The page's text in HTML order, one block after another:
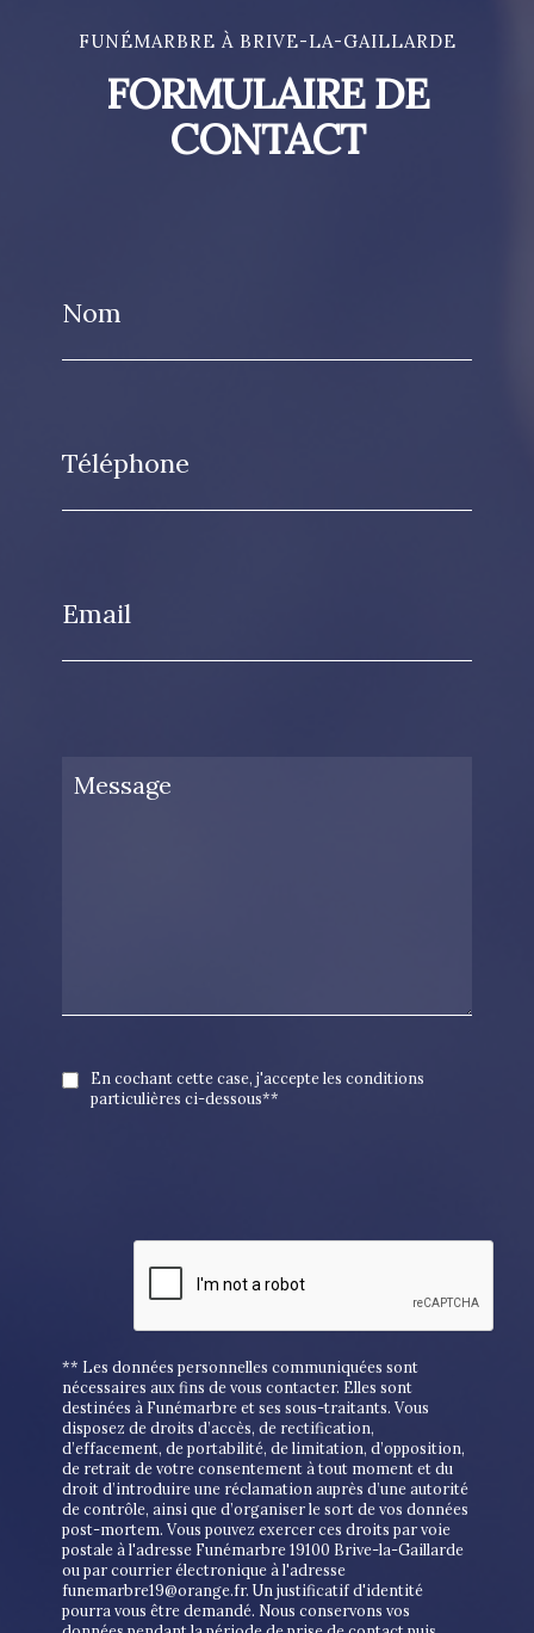
FUNÉMARBRE À BRIVE-LA-GAILLARDE
FORMULAIRE DE
CONTACT
Nom
Téléphone
Email
En cochant cette case, j'accepte les conditions
particulières ci-dessous**
** Les données personnelles communiquées sont
nécessaires aux fins de vous contacter. Elles sont
destinées à Funémarbre et ses sous-traitants. Vous
disposez de droits d’accès, de rectification,
d’effacement, de portabilité, de limitation, d’opposition,
de retrait de votre consentement à tout moment et du
droit d’introduire une réclamation auprès d’une autorité
de contrôle, ainsi que d’organiser le sort de vos données
post-mortem. Vous pouvez exercer ces droits par voie
postale à l'adresse Funémarbre 19100 Brive-la-Gaillarde
ou par courrier électronique à l'adresse
funemarbre19@orange.fr. Un justificatif d'identité
pourra vous être demandé. Nous conservons vos